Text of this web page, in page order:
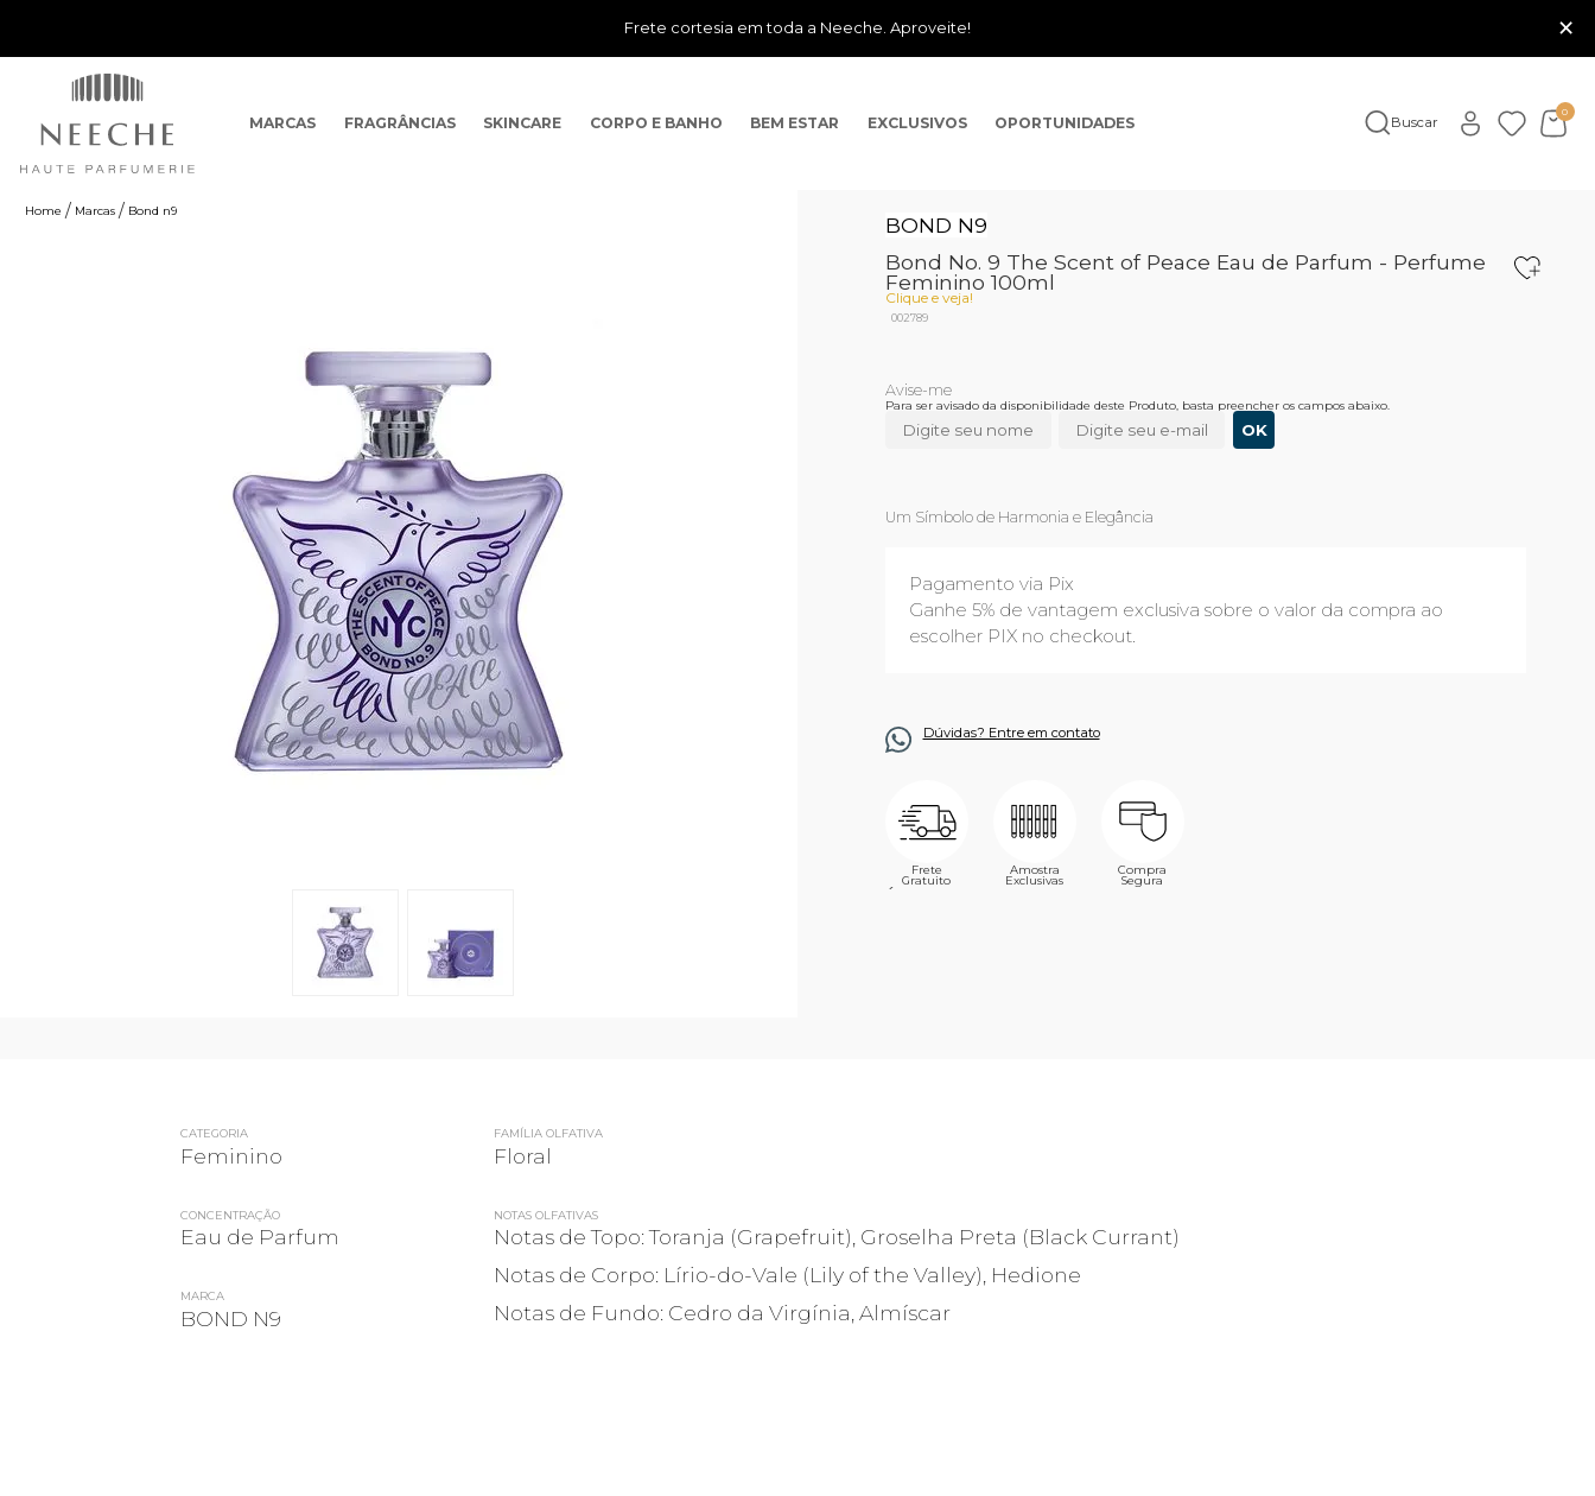
Frete cortesia em toda a Neeche. Aproveite! ×
MARCAS FRAGRÂNCIAS SKINCARE CORPO E BANHO BEM ESTAR EXCLUSIVOS OPORTUNIDADES Buscar
0
Marcas Bond n9
BOND N9
Bond No. 9 The Scent of Peace Eau de Parfum - Perfume
Feminino 100ml
Clique e veja!
002789
Para ser avisado da disponibilidade deste Produto, basta preencher os campos abaixo.
Um Símbolo de Harmonia e Elegância
Pagamento via Pix
Ganhe 5% de vantagem exclusiva sobre o valor da compra ao
escolher PIX no checkout.
Dúvidas? Entre em contato
Frete
Gratuito
Amostra
Exclusivas
Compra
Segura
´
CATEGORIA
Feminino
CONCENTRAÇÃO
Eau de Parfum
MARCA
BOND N9
FAMÍLIA OLFATIVA
Floral
NOTAS OLFATIVAS
Notas de Topo: Toranja (Grapefruit), Groselha Preta (Black Currant)
Notas de Corpo: Lírio-do-Vale (Lily of the Valley), Hedione
Notas de Fundo: Cedro da Virgínia, Almíscar